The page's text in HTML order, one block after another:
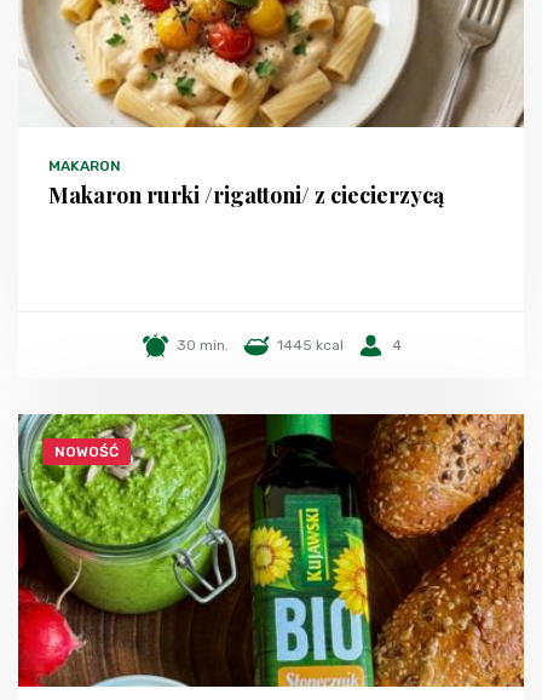
MAKARON
Makaron rurki /rigattoni/ z ciecierzycą
30 min. 1445 kcal 4
NOWOŚĆ